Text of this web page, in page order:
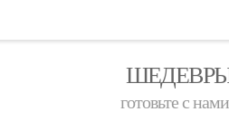
готовьте с